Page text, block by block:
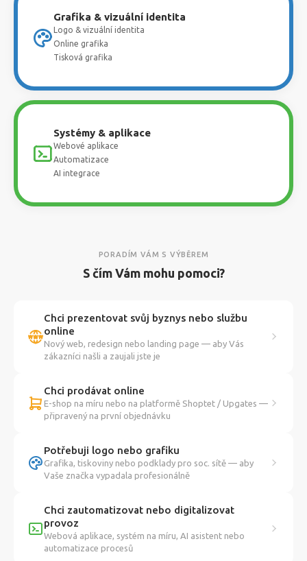
Grafika & vizuální identita
Logo & vizuální identita
Online grafika
Tisková grafika
Systémy & aplikace
Webové aplikace
Automatizace
AI integrace
PORADÍM VÁM S VÝBĚREM
S čím Vám mohu pomoci?
Chci prezentovat svůj byznys nebo službu
online
Nový web, redesign nebo landing page — aby Vás
zákazníci našli a zaujali jste je
Chci prodávat online
E-shop na míru nebo na platformě Shoptet / Upgates —
připravený na první objednávku
Potřebuji logo nebo grafiku
Grafika, tiskoviny nebo podklady pro soc. sítě — aby
Vaše značka vypadala profesionálně
Chci zautomatizovat nebo digitalizovat
provoz
Webová aplikace, systém na míru, AI asistent nebo
automatizace procesů